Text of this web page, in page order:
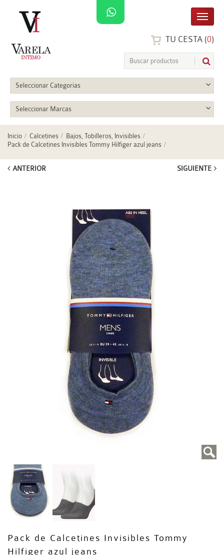
TU CESTA (0)
Seleccionar Categorias
Seleccionar Marcas
Inicio Calcetines
Bajos, Tobilleros, Invisibles
Pack de Calcetines Invisibles Tommy Hilfiger azul jeans
ANTERIOR SIGUIENTE
Pack de Calcetines Invisibles Tommy
Hilfiger azul jeans